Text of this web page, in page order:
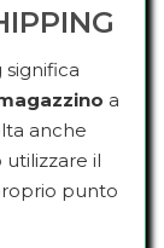
a
anche
il
punto